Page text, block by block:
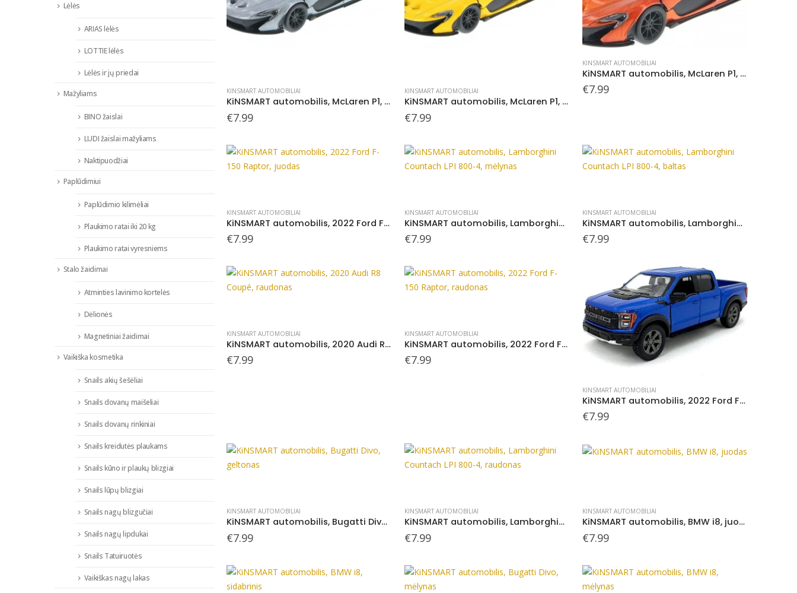
KINSMART AUTOMOBILIAI
KiNSMART automobilis, McLaren P1, pilkas
€7.99
KINSMART AUTOMOBILIAI
KiNSMART automobilis, McLaren P1, geltonas
€7.99
KINSMART AUTOMOBILIAI
KiNSMART automobilis, McLaren P1, oranžinis
€7.99
KINSMART AUTOMOBILIAI
KiNSMART automobilis, 2022 Ford F-150 Raptor, juodas
€7.99
KINSMART AUTOMOBILIAI
KiNSMART automobilis, Lamborghini Countach LPI 800-4, mėlynas
€7.99
KINSMART AUTOMOBILIAI
KiNSMART automobilis, Lamborghini Countach LPI 800-4, baltas
€7.99
KINSMART AUTOMOBILIAI
KiNSMART automobilis, 2020 Audi R8 Coupé, raudonas
€7.99
KINSMART AUTOMOBILIAI
KiNSMART automobilis, 2022 Ford F-150 Raptor, raudonas
€7.99
KINSMART AUTOMOBILIAI
KiNSMART automobilis, 2022 Ford F-150 Raptor, mėlynas
€7.99
KINSMART AUTOMOBILIAI
KiNSMART automobilis, Bugatti Divo, geltonas
€7.99
KINSMART AUTOMOBILIAI
KiNSMART automobilis, Lamborghini Countach LPI 800-4, raudonas
€7.99
KINSMART AUTOMOBILIAI
KiNSMART automobilis, BMW i8, juodas
€7.99
Lėlės
ARIAS lėlės
LOTTIE lėlės
Lėlės ir jų priedai
Mažyliams
BINO žaislai
LUDI žaislai mažyliams
Naktipuodžiai
Paplūdimiui
Paplūdimio kilimėliai
Plaukimo ratai iki 20 kg
Plaukimo ratai vyresniems
Stalo žaidimai
Atminties lavinimo kortelės
Dėlionės
Magnetiniai žaidimai
Vaikiška kosmetika
Snails akių šešėliai
Snails dovanų maišeliai
Snails dovanų rinkiniai
Snails kreidutės plaukams
Snails kūno ir plaukų blizgiai
Snails lūpų blizgiai
Snails nagų blizgučiai
Snails nagų lipdukai
Snails Tatuiruotės
Vaikiškas nagų lakas